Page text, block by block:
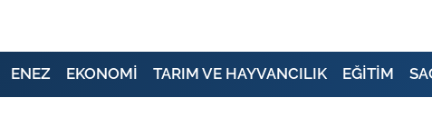
ENEZ EKONOMİ TARIM VE HAYVANCILIK EĞİTİM